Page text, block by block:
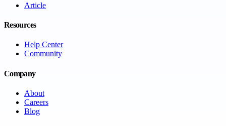
Article
Resources
Help Center
Community
Company
About
Careers
Blog